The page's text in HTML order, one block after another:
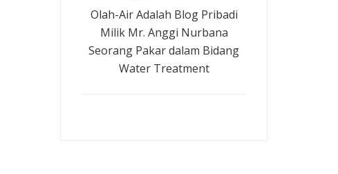
Olah-Air Adalah Blog Pribadi
Milik Mr. Anggi Nurbana
Seorang Pakar dalam Bidang
Water Treatment